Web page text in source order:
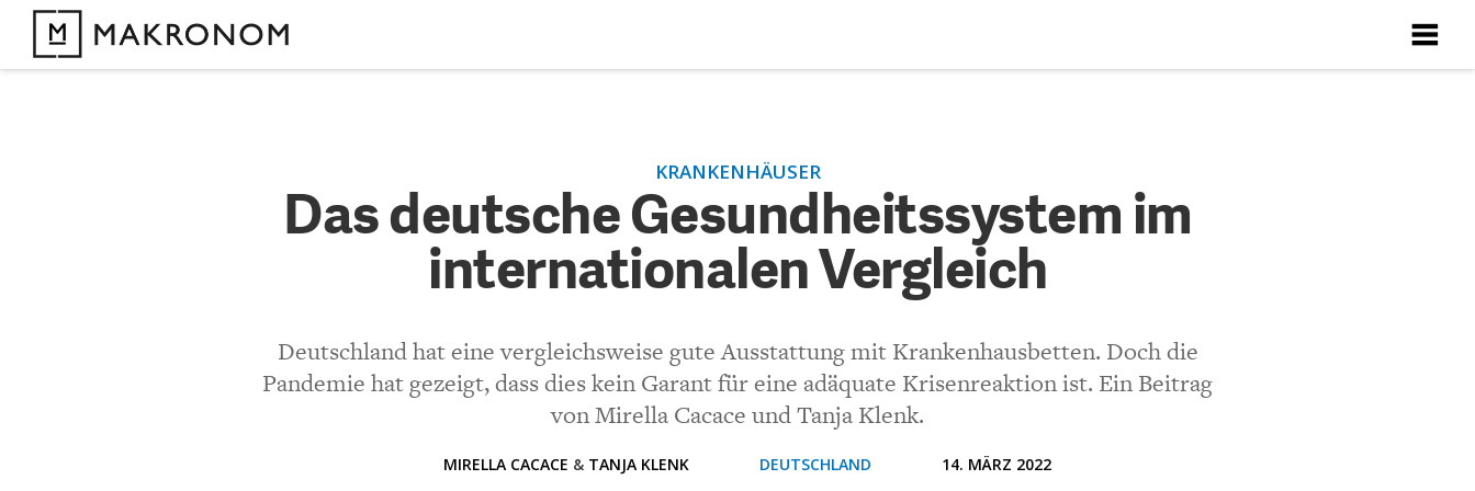
X
ARTIKEL
FEATURES
NEWSLETTER
X
Unser kostenloser Newsletter informiert Sie über unsere neuesten
X
X
KRANKENHÄUSER
Das deutsche Gesundheitssystem im
internationalen Vergleich
Deutschland hat eine vergleichsweise gute Ausstattung mit Krankenhausbetten. Doch die
Pandemie hat gezeigt, dass dies kein Garant für eine adäquate Krisenreaktion ist. Ein Beitrag
von Mirella Cacace und Tanja Klenk.
MIRELLA CACACE & TANJA KLENK DEUTSCHLAND 14. MÄRZ 2022
X
Das deutsche Gesundheitssystem im
internationalen Vergleich
Bisher noch kein Kommentar.